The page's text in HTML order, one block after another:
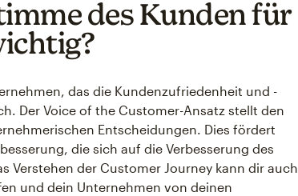
des Kunden für
das die Kundenzufriedenheit und -
Der Voice of the Customer-Ansatz stellt den
Entscheidungen. Dies fördert
die sich auf die Verbesserung des
Verstehen der Customer Journey kann dir auch
und dein Unternehmen von deinen